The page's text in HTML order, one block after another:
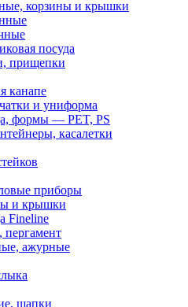
корзины и крышки
посуда
прищепки
канапе
и униформа
формы — PET, PS
касалетки
приборы
и крышки
Fineline
пергамент
ажурные
шапки